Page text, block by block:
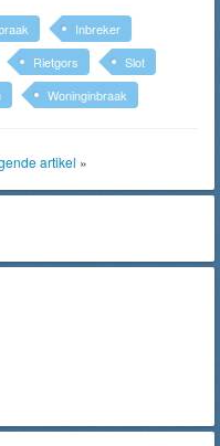
Inbreker
Rietgors
Slot
Woninginbraak
artikel »